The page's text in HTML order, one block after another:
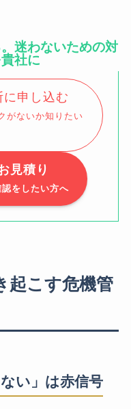
迷わないための対
社に
申し込む
がないか知りたい
見積り
をしたい方へ
起こす危機管
い」は赤信号